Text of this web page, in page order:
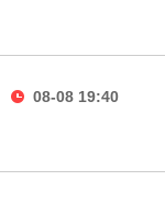
08-08 19:40